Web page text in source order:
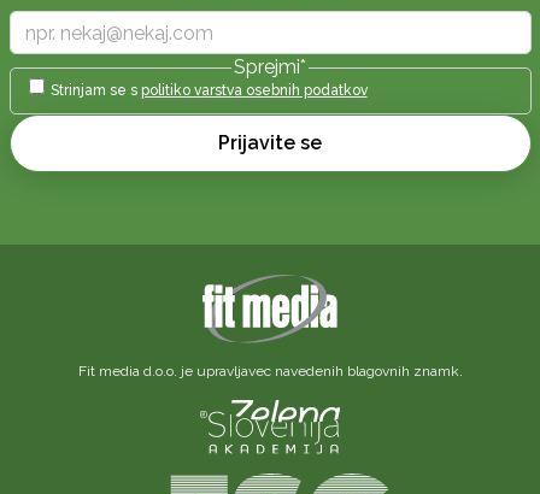
Sprejmi*
Strinjam se s politiko varstva osebnih podatkov
Prijavite se
Fit media d.o.o. je upravljavec navedenih blagovnih znamk.